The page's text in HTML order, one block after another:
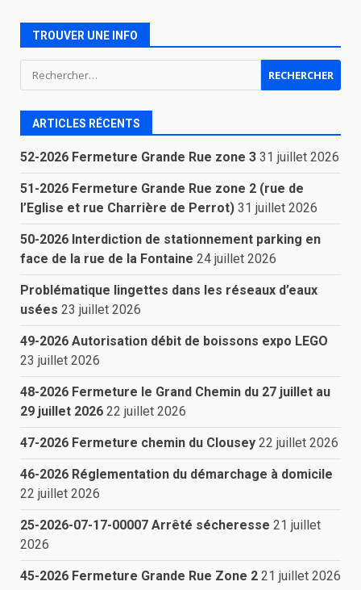
TROUVER UNE INFO
Rechercher :
ARTICLES RÉCENTS
52-2026 Fermeture Grande Rue zone 3 31 juillet 2026
51-2026 Fermeture Grande Rue zone 2 (rue de
l’Eglise et rue Charrière de Perrot) 31 juillet 2026
50-2026 Interdiction de stationnement parking en
face de la rue de la Fontaine 24 juillet 2026
Problématique lingettes dans les réseaux d’eaux
usées 23 juillet 2026
49-2026 Autorisation débit de boissons expo LEGO
23 juillet 2026
48-2026 Fermeture le Grand Chemin du 27 juillet au
29 juillet 2026 22 juillet 2026
47-2026 Fermeture chemin du Clousey 22 juillet 2026
46-2026 Réglementation du démarchage à domicile
22 juillet 2026
25-2026-07-17-00007 Arrêté sécheresse 21 juillet
2026
45-2026 Fermeture Grande Rue Zone 2 21 juillet 2026